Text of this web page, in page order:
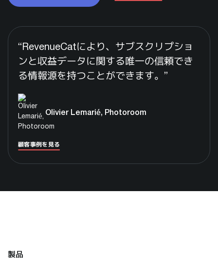
“ RevenueCatにより、サブスクリプショ
ンと収益データに関する唯一の信頼でき
る情報源を持つことができます。 ”
Olivier Lemarié, Photoroom
顧客事例を見る
製品